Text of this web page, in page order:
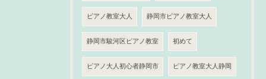
ピアノ教室大人 静岡市ピアノ教室大人
静岡市駿河区ピアノ教室 初めて
ピアノ大人初心者静岡市 ピアノ教室大人静岡